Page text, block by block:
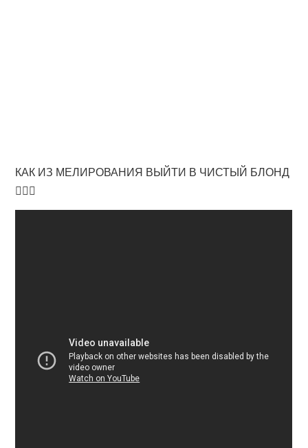
КАК ИЗ МЕЛИРОВАНИЯ ВЫЙТИ В ЧИСТЫЙ БЛОНД
🙎🏼‍♀️